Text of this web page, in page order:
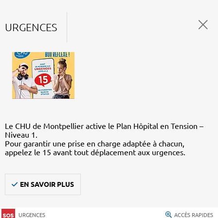
URGENCES
Le CHU de Montpellier active le Plan Hôpital en Tension –
Niveau 1.
Pour garantir une prise en charge adaptée à chacun,
appelez le 15 avant tout déplacement aux urgences.
EN SAVOIR PLUS
URGENCES ACCÈS RAPIDES